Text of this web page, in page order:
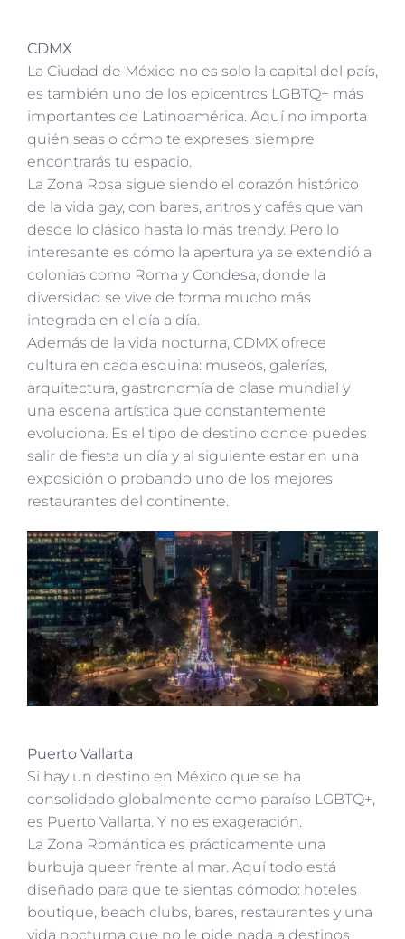
CDMX
La Ciudad de México no es solo la capital del país,
es también uno de los epicentros LGBTQ+ más
importantes de Latinoamérica. Aquí no importa
quién seas o cómo te expreses, siempre
encontrarás tu espacio.
La Zona Rosa sigue siendo el corazón histórico
de la vida gay, con bares, antros y cafés que van
desde lo clásico hasta lo más trendy. Pero lo
interesante es cómo la apertura ya se extendió a
colonias como Roma y Condesa, donde la
diversidad se vive de forma mucho más
integrada en el día a día.
Además de la vida nocturna, CDMX ofrece
cultura en cada esquina: museos, galerías,
arquitectura, gastronomía de clase mundial y
una escena artística que constantemente
evoluciona. Es el tipo de destino donde puedes
salir de fiesta un día y al siguiente estar en una
exposición o probando uno de los mejores
restaurantes del continente.
Puerto Vallarta
Si hay un destino en México que se ha
consolidado globalmente como paraíso LGBTQ+,
es Puerto Vallarta. Y no es exageración.
La Zona Romántica es prácticamente una
burbuja queer frente al mar. Aquí todo está
diseñado para que te sientas cómodo: hoteles
boutique, beach clubs, bares, restaurantes y una
vida nocturna que no le pide nada a destinos